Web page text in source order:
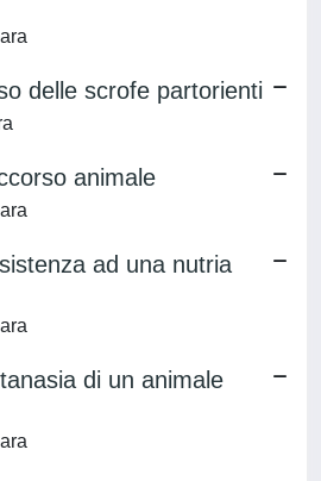
delle scrofe partorienti
animale
ad una nutria
di un animale